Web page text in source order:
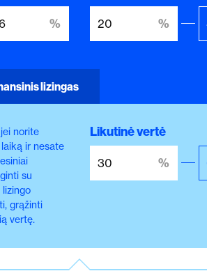
lizingas
norite
ir nesate
su
lizingo
grąžinti
vertę.
Likutinė vertė